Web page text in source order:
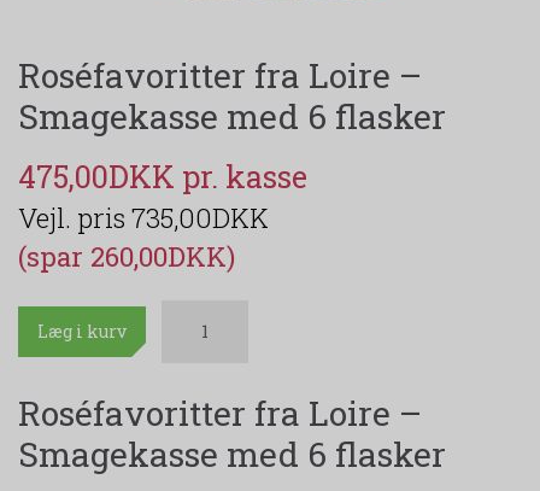
Roséfavoritter fra Loire –
Smagekasse med 6 flasker
475,00DKK
735,00DKK
(spar 260,00DKK)
Læg i kurv
Roséfavoritter fra Loire –
Smagekasse med 6 flasker